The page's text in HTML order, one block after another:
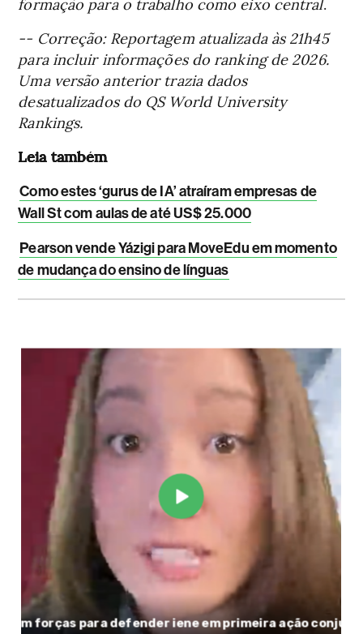
-- Correção: Reportagem atualizada às 21h45
para incluir informações do ranking de 2026.
Uma versão anterior trazia dados
desatualizados do QS World University
Rankings.
Leia também
Como estes ‘gurus de IA’ atraíram empresas de
Wall St com aulas de até US$ 25.000
Pearson vende Yázigi para MoveEdu em momento
de mudança do ensino de línguas